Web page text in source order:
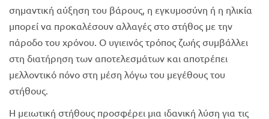
σημαντική αύξηση του βάρους, η εγκυμοσύνη ή η ηλικία
μπορεί να προκαλέσουν αλλαγές στο στήθος με την
πάροδο του χρόνου. Ο υγιεινός τρόπος ζωής συμβάλλει
στη διατήρηση των αποτελεσμάτων και αποτρέπει
μελλοντικό πόνο στη μέση λόγω του μεγέθους του
στήθους.
Η μειωτική στήθους προσφέρει μια ιδανική λύση για τις